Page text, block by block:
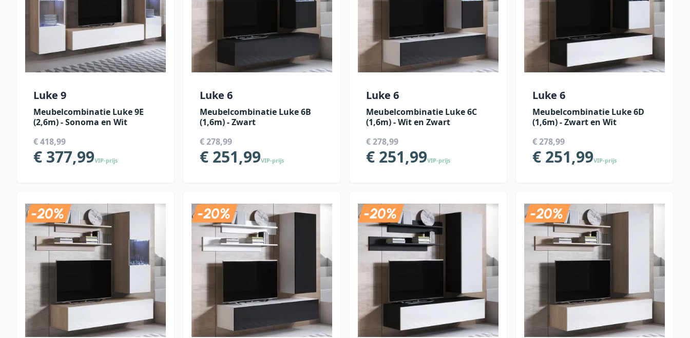
Luke 9
Meubelcombinatie Luke 9E
(2,6m) - Sonoma en Wit
€ 418,99
€ 377,99VIP-prijs
Luke 6
Meubelcombinatie Luke 6B
(1,6m) - Zwart
€ 278,99
€ 251,99VIP-prijs
Luke 6
Meubelcombinatie Luke 6C
(1,6m) - Wit en Zwart
€ 278,99
€ 251,99VIP-prijs
Luke 6
Meubelcombinatie Luke 6D
(1,6m) - Zwart en Wit
€ 278,99
€ 251,99VIP-prijs